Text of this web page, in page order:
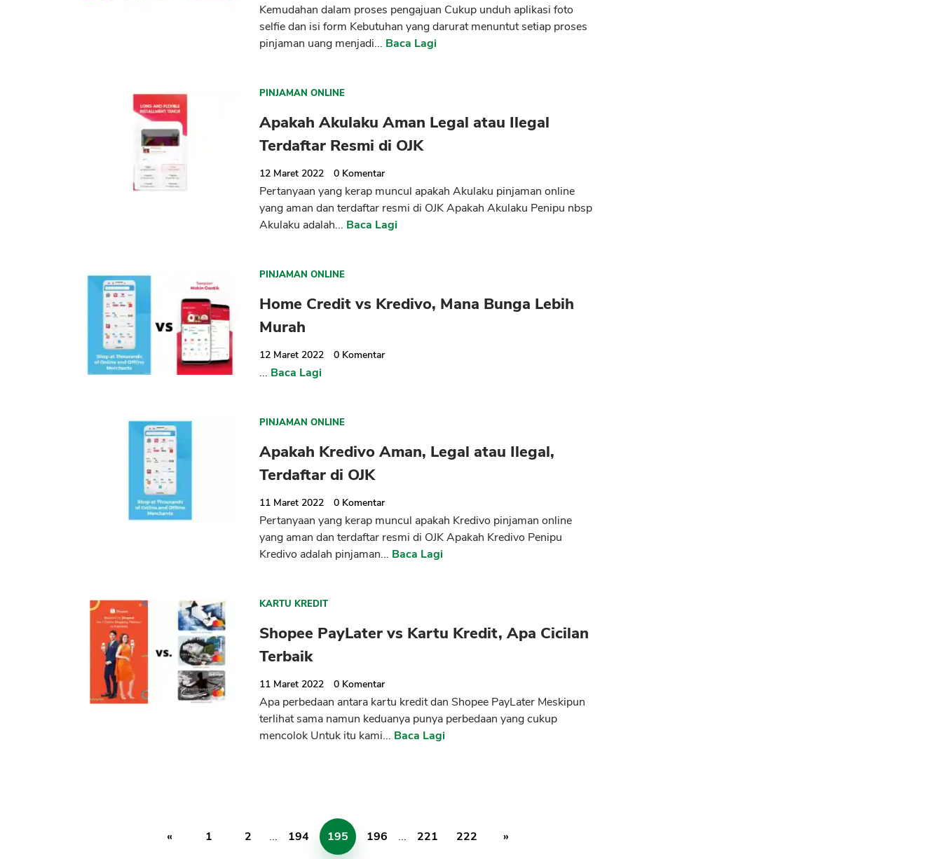
Kemudahan dalam proses pengajuan Cukup unduh aplikasi foto
selfie dan isi form Kebutuhan yang darurat menuntut setiap proses
pinjaman uang menjadi... Baca Lagi
PINJAMAN ONLINE
Apakah Akulaku Aman Legal atau Ilegal
Terdaftar Resmi di OJK
12 Maret 2022 0 Komentar
Pertanyaan yang kerap muncul apakah Akulaku pinjaman online
yang aman dan terdaftar resmi di OJK Apakah Akulaku Penipu nbsp
Akulaku adalah... Baca Lagi
PINJAMAN ONLINE
Home Credit vs Kredivo, Mana Bunga Lebih
Murah
12 Maret 2022 0 Komentar
... Baca Lagi
PINJAMAN ONLINE
Apakah Kredivo Aman, Legal atau Ilegal,
Terdaftar di OJK
11 Maret 2022 0 Komentar
Pertanyaan yang kerap muncul apakah Kredivo pinjaman online
yang aman dan terdaftar resmi di OJK Apakah Kredivo Penipu
Kredivo adalah pinjaman... Baca Lagi
KARTU KREDIT
Shopee PayLater vs Kartu Kredit, Apa Cicilan
Terbaik
11 Maret 2022 0 Komentar
Apa perbedaan antara kartu kredit dan Shopee PayLater Meskipun
terlihat sama namun keduanya punya perbedaan yang cukup
mencolok Untuk itu kami... Baca Lagi
« 1 2 ... 194 195 196 ... 221 222 »